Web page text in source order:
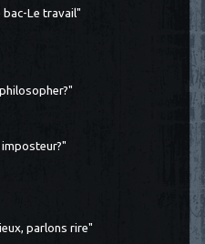
bac-Le travail"
parlons rire"